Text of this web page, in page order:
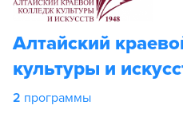
Алтайский
культуры и
2 программы